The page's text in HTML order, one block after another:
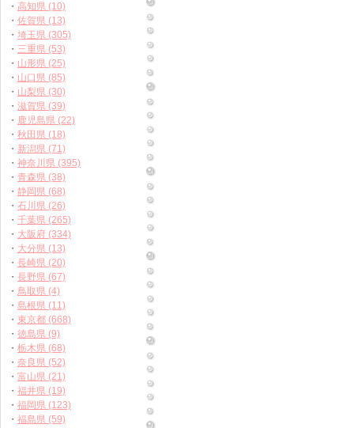
・ 高知県 (10)
・ 佐賀県 (13)
・ 埼玉県 (305)
・ 三重県 (53)
・ 山形県 (25)
・ 山口県 (85)
・ 山梨県 (30)
・ 滋賀県 (39)
・ 鹿児島県 (22)
・ 秋田県 (18)
・ 新潟県 (71)
・ 神奈川県 (395)
・ 青森県 (38)
・ 静岡県 (68)
・ 石川県 (26)
・ 千葉県 (265)
・ 大阪府 (334)
・ 大分県 (13)
・ 長崎県 (20)
・ 長野県 (67)
・ 鳥取県 (4)
・ 島根県 (11)
・ 東京都 (668)
・ 徳島県 (9)
・ 栃木県 (68)
・ 奈良県 (52)
・ 富山県 (21)
・ 福井県 (19)
・ 福岡県 (123)
・ 福島県 (59)